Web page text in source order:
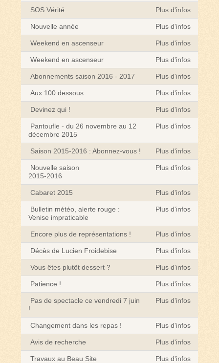
SOS Vérité Plus d'infos
Nouvelle année Plus d'infos
Weekend en ascenseur Plus d'infos
Weekend en ascenseur Plus d'infos
Abonnements saison 2016 - 2017 Plus d'infos
Aux 100 dessous Plus d'infos
Devinez qui ! Plus d'infos
Pantoufle - du 26 novembre au 12
décembre 2015
Plus d'infos
Saison 2015-2016 : Abonnez-vous ! Plus d'infos
Nouvelle saison
2015-2016
Plus d'infos
Cabaret 2015 Plus d'infos
Bulletin météo, alerte rouge :
Venise impraticable
Plus d'infos
Encore plus de représentations ! Plus d'infos
Décès de Lucien Froidebise Plus d'infos
Vous êtes plutôt dessert ? Plus d'infos
Patience ! Plus d'infos
Pas de spectacle ce vendredi 7 juin
!
Plus d'infos
Changement dans les repas ! Plus d'infos
Avis de recherche Plus d'infos
Travaux au Beau Site Plus d'infos